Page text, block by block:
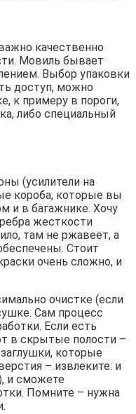
качественно
Мовиль бывает
Выбор упаковки
доступ, можно
к примеру в пороги,
либо специальный
(усилители на
короба, которые вы
и в багажнике. Хочу
жесткости
там не ржавеет, а
Стоит
очень сложно, и
очистке (если
Сам процесс
Если есть
в скрытые полости –
которые
– извлеките: и
и сможете
Помните – нужна